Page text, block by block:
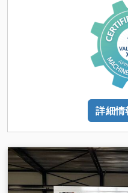
詳細情